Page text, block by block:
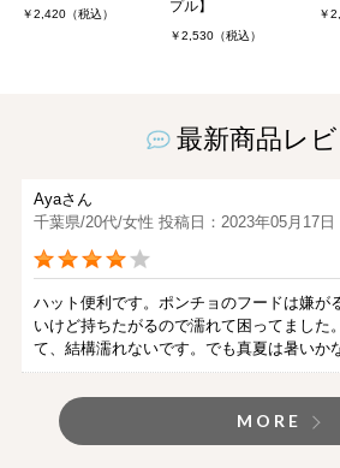
￥2,420（税込） プル】
￥2,530（税込）
￥
最新商品レ
Ayaさん
千葉県/20代/女性 投稿日：2023年05月17日
ハット便利です。ポンチョのフードは嫌が
いけど持ちたがるので濡れて困ってました
て、結構濡れないです。でも真夏は暑いか
MORE